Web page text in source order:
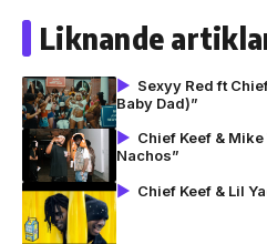
Liknande
Sexyy Red ft
Baby Dad)”
Chief Keef &
Nachos”
Chief Keef & Lil